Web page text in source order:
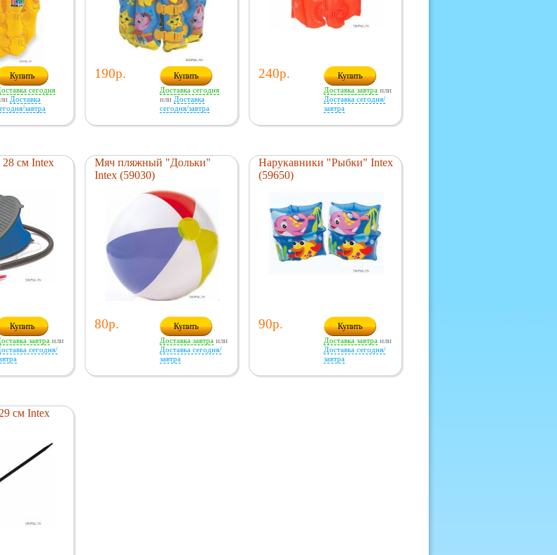
Купить
сегодня
Доставка
завтра
190р. Купить
Доставка сегодня
или Доставка
сегодня/завтра
240р. Купить
Доставка завтра или
Доставка сегодня/
завтра
см Intex
Купить
завтра или
сегодня/
Мяч пляжный "Дольки"
Intex (59030)
80р. Купить
Доставка завтра или
Доставка сегодня/
завтра
Нарукавники "Рыбки" Intex
(59650)
90р. Купить
Доставка завтра или
Доставка сегодня/
завтра
см Intex